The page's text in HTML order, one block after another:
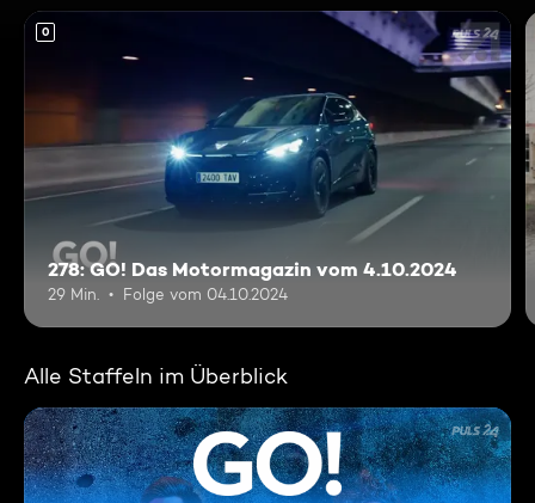
0
278: GO! Das Motormagazin vom 4.10.2024
29 Min. Folge vom 04.10.2024
Alle Staffeln im Überblick